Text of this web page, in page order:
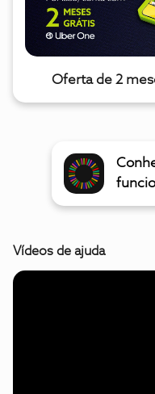
Oferta de 2
Vídeos de ajuda